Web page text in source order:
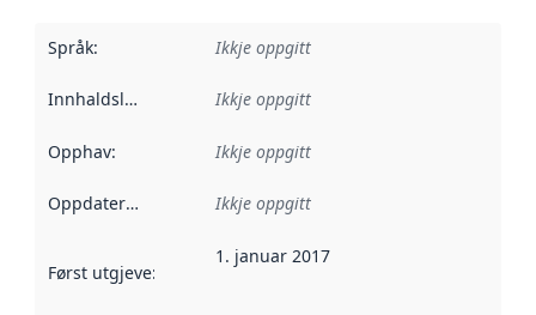
Språk: Ikkje oppgitt
Innhaldsleverandørar :
Ikkje oppgitt
Opphav: Ikkje oppgitt
Oppdateringsfrekvens :
Ikkje oppgitt
Først utgjeve: Denne datoen seier når dataa i dette
1. januar 2017